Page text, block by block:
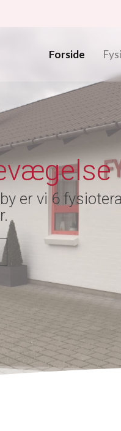
Forside
er vi 6